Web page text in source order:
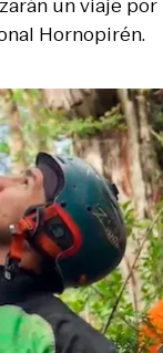
un viaje por
Hornopirén.